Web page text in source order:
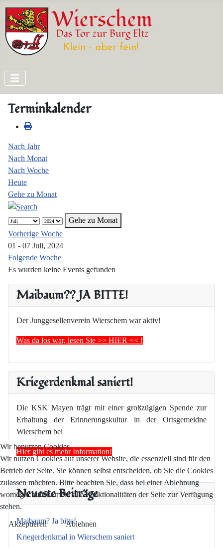
Maibaum?? JA BITTE!
Der Junggesellenverein Wierschem war aktiv!
Was da los war, lesen Sie >> HIER << !
Kriegerdenkmal saniert!
Die KSK Mayen trägt mit einer großzügigen Spende zur
Erhaltung der Erinnerungskultur in der Ortsgemeidne
Wierschem bei
Hier gibt es mehr Information!
Neueste Beiträge
Maibaum? Ja bitte!
Kriegerdenkmal in Wierschem saniert
Terminkalender
Nach Jahr
Nach Monat
Nach Woche
Heute
Gehe zu Monat
Gehe zu Monat
Vorherige Woche
01 - 07 Juli, 2024
Folgende Woche
Es wurden keine Events gefunden
Wir benutzen Cookies
Wir nutzen Cookies auf unserer Website, die essenziell sind für den
Betrieb der Seite. Sie können selbst entscheiden, ob Sie die Cookies
zulassen möchten. Bitte beachten Sie, dass bei einer Ablehnung
womöglich nicht mehr alle Funktionalitäten der Seite zur Verfügung
stehen.
Akzeptieren Ablehnen